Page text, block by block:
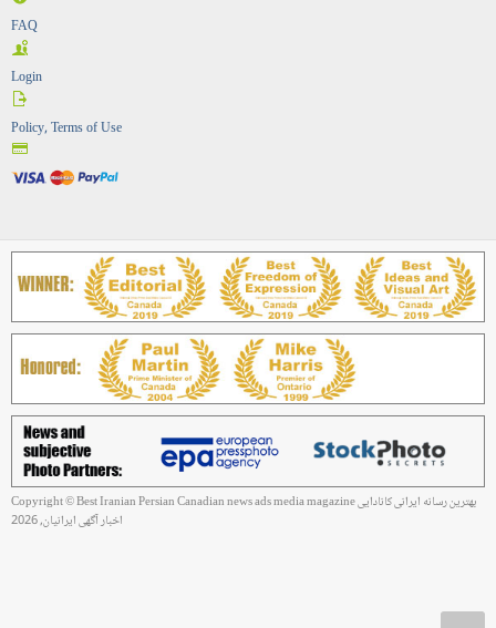
FAQ
Login
Policy, Terms of Use
Copyright © Best Iranian Persian Canadian news ads media magazine بهترین رسانه ایرانی کانادایی
اخبار آگهی ایرانیان, 2026